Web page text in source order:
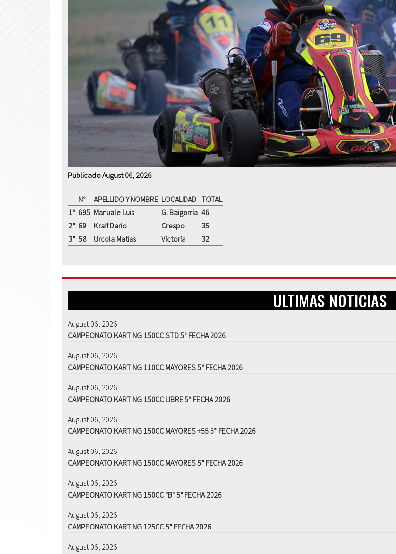
Publicado August 06, 2026
N° APELLIDO Y NOMBRE LOCALIDAD TOTAL
1° 695 Manuale Luis G. Baigorria 46
2° 69 Kraff Dario Crespo
35
3° 58 Urcola Matias Victoria 32
ULTIMAS NOTICIAS
August 06, 2026
CAMPEONATO KARTING 150CC STD 5° FECHA 2026
August 06, 2026
CAMPEONATO KARTING 110CC MAYORES 5° FECHA 2026
August 06, 2026
CAMPEONATO KARTING 150CC LIBRE 5° FECHA 2026
August 06, 2026
CAMPEONATO KARTING 150CC MAYORES +55 5° FECHA 2026
August 06, 2026
CAMPEONATO KARTING 150CC MAYORES 5° FECHA 2026
August 06, 2026
CAMPEONATO KARTING 150CC "B" 5° FECHA 2026
August 06, 2026
CAMPEONATO KARTING 125CC 5° FECHA 2026
August 06, 2026